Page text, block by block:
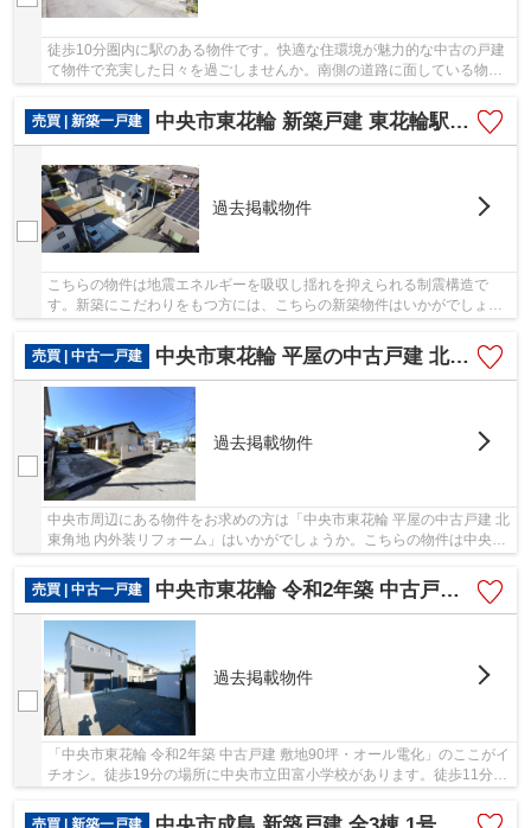
徒歩10分圏内に駅のある物件です。快適な住環境が魅力的な中古の戸建
て物件で充実した日々を過ごしませんか。南側の道路に面している物件
売買 | 新築一戸建
中央市東花輪 新築戸建 東花輪駅徒歩9分 土地83坪角地
過去掲載物件
こちらの物件は地震エネルギーを吸収し揺れを抑えられる制震構造で
す。新築にこだわりをもつ方には、こちらの新築物件はいかがでしょう
売買 | 中古一戸建
中央市東花輪 平屋の中古戸建 北東角地 内外装リフォーム
過去掲載物件
中央市周辺にある物件をお求めの方は「中央市東花輪 平屋の中古戸建 北
東角地 内外装リフォーム」はいかがでしょうか。こちらの物件は中央市
立田富小学校まで1894m以内にあるのがポイ...
売買 | 中古一戸建
中央市東花輪 令和2年築 中古戸建 敷地90坪・オール電化
過去掲載物件
「中央市東花輪 令和2年築 中古戸建 敷地90坪・オール電化」のここがイ
チオシ。徒歩19分の場所に中央市立田富小学校があります。徒歩11分で